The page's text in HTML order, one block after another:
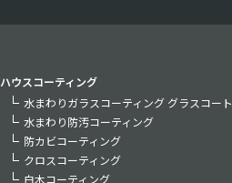
ハウスコーティング
水まわりガラスコーティング グラスコート
水まわり防汚コーティング
防カビコーティング
クロスコーティング
白木コーティング